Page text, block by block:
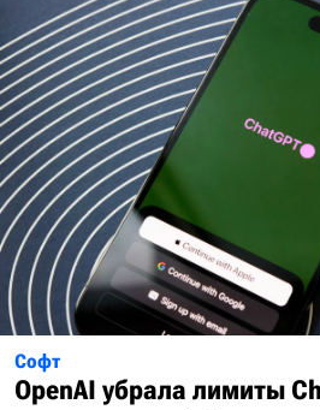
Софт
OpenAI убрала лимиты